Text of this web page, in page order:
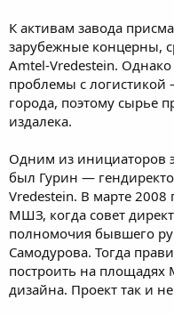
К активам завода
зарубежные концерны,
Amtel-Vredestein.
проблемы с
города, поэтому сырье
издалека.
Одним из инициаторов
был Гурин —
Vredestein. В марте 2008
МШЗ, когда совет
полномочия бывшего
Самодурова. Тогда
построить на
дизайна. Проект так и